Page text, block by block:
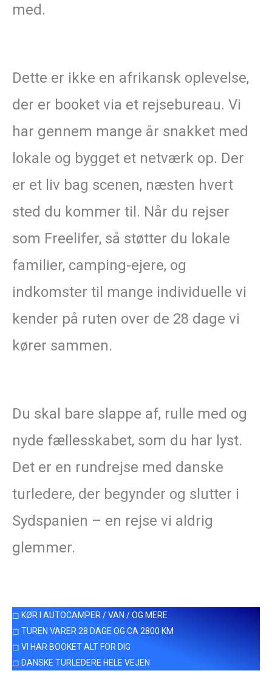
med.
Dette er ikke en afrikansk oplevelse,
der er booket via et rejsebureau. Vi
har gennem mange år snakket med
lokale og bygget et netværk op. Der
er et liv bag scenen, næsten hvert
sted du kommer til. Når du rejser
som Freelifer, så støtter du lokale
familier, camping-ejere, og
indkomster til mange individuelle vi
kender på ruten over de 28 dage vi
kører sammen.
Du skal bare slappe af, rulle med og
nyde fællesskabet, som du har lyst.
Det er en rundrejse med danske
turledere, der begynder og slutter i
Sydspanien – en rejse vi aldrig
glemmer.
◻ KØR I AUTOCAMPER / VAN / OG MERE
◻ TUREN VARER 28 DAGE OG CA 2800 KM
◻ VI HAR BOOKET ALT FOR DIG
◻ DANSKE TURLEDERE HELE VEJEN